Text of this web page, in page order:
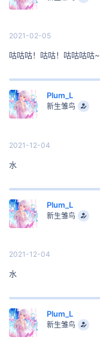
2021-02-05
咕咕咕！咕咕！咕咕咕咕~
Plum_L
新生雏鸟
2021-12-04
水
Plum_L
新生雏鸟
2021-12-04
水
Plum_L
新生雏鸟